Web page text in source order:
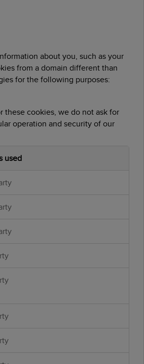
about you, such as your
from a domain different than
for the following purposes:
these cookies, we do not ask for
operation and security of our
used